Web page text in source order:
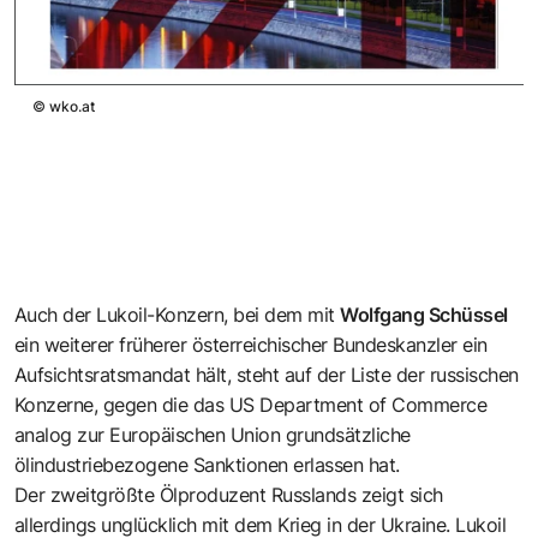
© wko.at
Auch der Lukoil-Konzern, bei dem mitWolfgang Schüssel
ein weiterer früherer österreichischer Bundeskanzler ein
Aufsichtsratsmandat hält, steht auf der Liste der russischen
Konzerne, gegen die das US Department of Commerce
analog zur Europäischen Union grundsätzliche
ölindustriebezogene Sanktionen erlassen hat.
Der zweitgrößte Ölproduzent Russlands zeigt sich
allerdings unglücklich mit dem Krieg in der Ukraine. Lukoil